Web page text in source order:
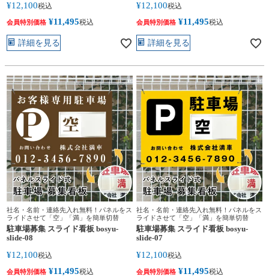
¥12,100税込
会員特別価格 ¥11,495税込
詳細を見る
¥12,100税込
会員特別価格 ¥11,495税込
詳細を見る
社名・名前・連絡先入れ無料！パネルをス
ライドさせて「空」「満」を簡単切替
駐車場募集 スライド看板 bosyu-
slide-08
¥12,100税込
会員特別価格 ¥11,495税込
社名・名前・連絡先入れ無料！パネルをス
ライドさせて「空」「満」を簡単切替
駐車場募集 スライド看板 bosyu-
slide-07
¥12,100税込
会員特別価格 ¥11,495税込